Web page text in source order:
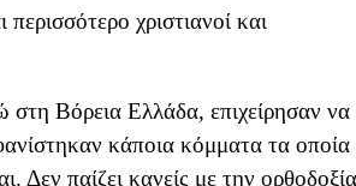
χριστιανοί και
στη Βόρεια Ελλάδα, επιχείρησαν να
κάποια κόμματα τα οποία
Δεν παίζει κανείς με την